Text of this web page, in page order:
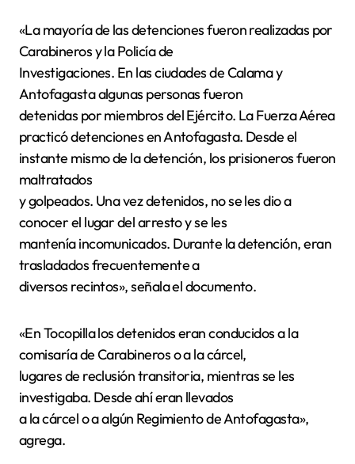
«La mayoría de las detenciones fueron realizadas por
Carabineros y la Policía de
Investigaciones. En las ciudades de Calama y
Antofagasta algunas personas fueron
detenidas por miembros del Ejército. La Fuerza Aérea
practicó detenciones en Antofagasta. Desde el
instante mismo de la detención, los prisioneros fueron
maltratados
y golpeados. Una vez detenidos, no se les dio a
conocer el lugar del arresto y se les
mantenía incomunicados. Durante la detención, eran
trasladados frecuentemente a
diversos recintos», señala el documento.
«En Tocopilla los detenidos eran conducidos a la
comisaría de Carabineros o a la cárcel,
lugares de reclusión transitoria, mientras se les
investigaba. Desde ahí eran llevados
a la cárcel o a algún Regimiento de Antofagasta»,
agrega.